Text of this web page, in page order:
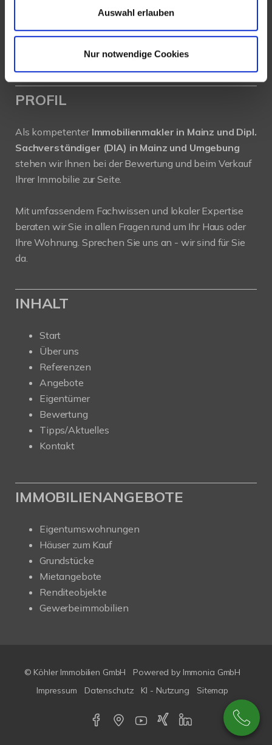
Auswahl erlauben
Nur notwendige Cookies
Tel.: +49 (0) 6131 / 9010180
E-Mail: buero@immobilien-koehler.de
Internet: www.immobilien-koehler.de
PROFIL
Als kompetenter Immobilienmakler in Mainz und Dipl.
Sachverständiger (DIA) in Mainz und Umgebung
stehen wir Ihnen bei der Bewertung und beim Verkauf
Ihrer Immobilie zur Seite.
Mit umfassendem Fachwissen und lokaler Expertise
beraten wir Sie in allen Fragen rund um Ihr Haus oder
Ihre Wohnung. Sprechen Sie uns an - wir sind für Sie
da.
INHALT
Start
Über uns
Referenzen
Angebote
Eigentümer
Bewertung
Tipps/Aktuelles
Kontakt
IMMOBILIENANGEBOTE
Eigentumswohnungen
Häuser zum Kauf
Grundstücke
Mietangebote
Renditeobjekte
Gewerbeimmobilien
© Köhler Immobilien GmbH Powered by Immonia GmbH
Impressum
Datenschutz KI - Nutzung Sitemap